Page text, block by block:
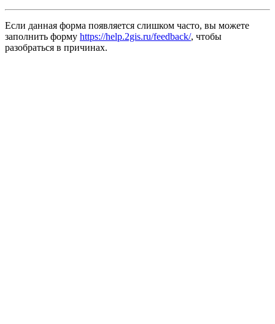
Если данная форма появляется слишком часто, вы можете
заполнить форму https://help.2gis.ru/feedback/, чтобы
разобраться в причинах.